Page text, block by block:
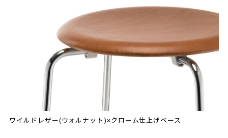
ワイルドレザー(ウォルナット)×クローム仕上げベース